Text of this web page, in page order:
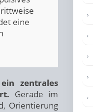
eine
zentrales
Gerade im
Orientierung